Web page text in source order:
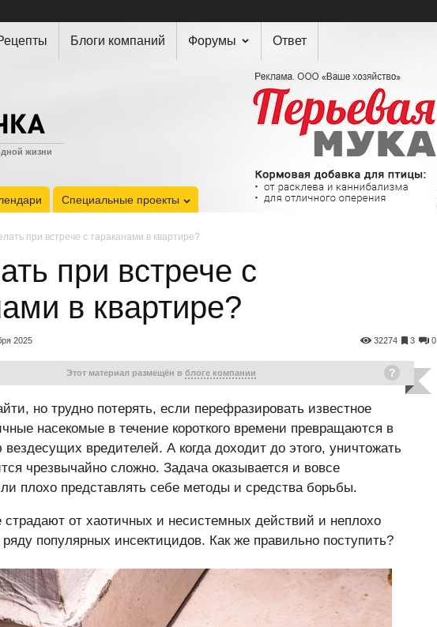
Блоги компаний Форумы Ответ
жизни
Специальные проекты
при встрече с тараканами в квартире?
при встрече с
в квартире?
2025 0
3
32274
Этот материал размещён в блоге компании
но трудно потерять, если перефразировать известное
насекомые в течение короткого времени превращаются в
вредителей. А когда доходит до этого, уничтожать
чрезвычайно сложно. Задача оказывается и вовсе
плохо представлять себе методы и средства борьбы.
страдают от хаотичных и несистемных действий и неплохо
популярных инсектицидов. Как же правильно поступить?